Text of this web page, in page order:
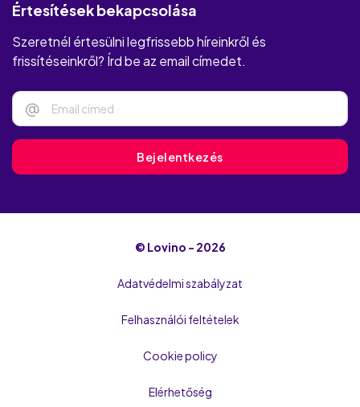
Értesítések bekapcsolása
Szeretnél értesülni legfrissebb híreinkről és
frissítéseinkről? Írd be az email címedet.
@
Bejelentkezés
© Lovino - 2026
Adatvédelmi szabályzat
Felhasználói feltételek
Cookie policy
Elérhetőség